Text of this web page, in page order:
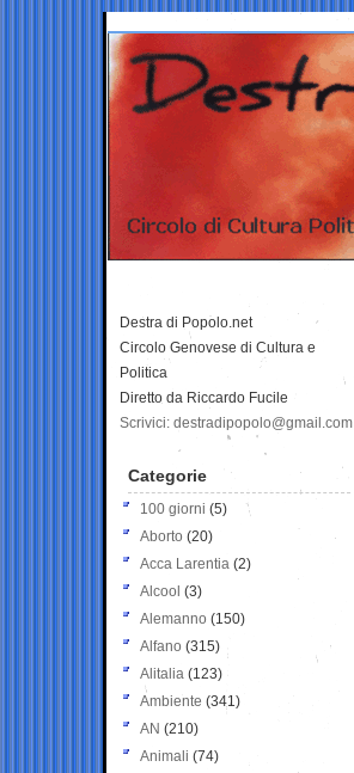
Destra di Popolo.net
Circolo Genovese di Cultura e
Politica
Diretto da Riccardo Fucile
Scrivici: destradipopolo@gmail.com
Categorie
100 giorni (5)
Aborto (20)
Acca Larentia (2)
Alcool (3)
Alemanno (150)
Alfano (315)
Alitalia (123)
Ambiente (341)
AN (210)
Animali (74)